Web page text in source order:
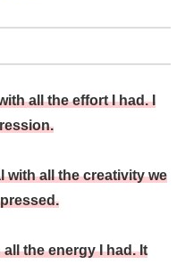
all the effort I had. I
with all the creativity we
the energy I had. It